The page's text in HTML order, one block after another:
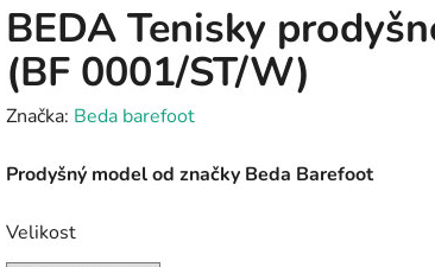
BEDA Tenisky
(BF 0001/ST/W)
Značka: Beda barefoot
Prodyšný model od značky Beda Barefoot
Velikost